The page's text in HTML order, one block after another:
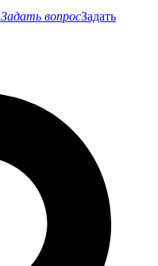
Задать вопросЗадать